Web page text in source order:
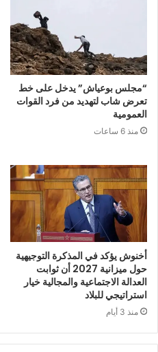
“مجلس بوعياش” يدخل على خط
تعرض شاب لتهديد من فرد القوات
العمومية
منذ 6 ساعات
أخنوش يؤكد في المذكرة التوجيهية
حول ميزانية 2027 أن ثوابت
العدالة الاجتماعية والمجالية خيار
استراتيجي للبلاد
منذ 3 أيام